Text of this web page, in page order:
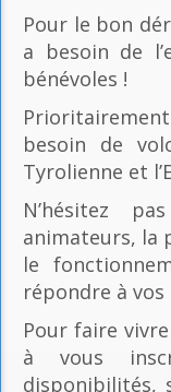
Pour le bon
a besoin de
bénévoles !
besoin de
Tyrolienne et
N’hésitez
animateurs, la
le
répondre à
Pour faire
à vous
disponibilités,